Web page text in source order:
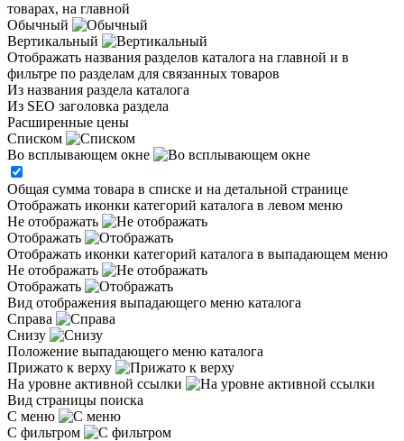
товарах, на главной
Обычный
Вертикальный
Отображать названия разделов каталога на главной и в
фильтре по разделам для связанных товаров
Из названия раздела каталога
Из SEO заголовка раздела
Расширенные цены
Списком
Во всплывающем окне
Общая сумма товара в списке и на детальной странице
Отображать иконки категорий каталога в левом меню
Не отображать
Отображать
Отображать иконки категорий каталога в выпадающем меню
Не отображать
Отображать
Вид отображения выпадающего меню каталога
Справа
Снизу
Положение выпадающего меню каталога
Прижато к верху
На уровне активной ссылки
Вид страницы поиска
С меню
С фильтром